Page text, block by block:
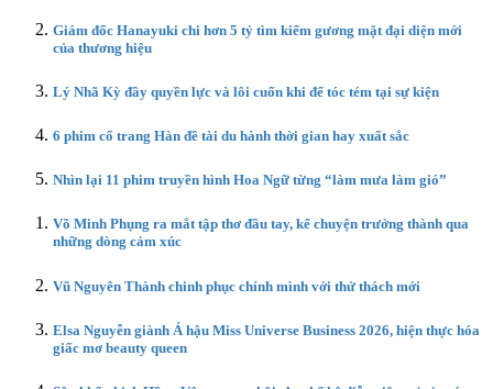
Giám đốc Hanayuki chi hơn 5 tỷ tìm kiếm gương mặt đại diện mới
của thương hiệu
Lý Nhã Kỳ đầy quyền lực và lôi cuốn khi để tóc tém tại sự kiện
6 phim cổ trang Hàn đề tài du hành thời gian hay xuất sắc
Nhìn lại 11 phim truyền hình Hoa Ngữ từng “làm mưa làm gió”
Võ Minh Phụng ra mắt tập thơ đầu tay, kể chuyện trưởng thành qua
những dòng cảm xúc
Vũ Nguyên Thành chinh phục chính mình với thử thách mới
Elsa Nguyễn giành Á hậu Miss Universe Business 2026, hiện thực hóa
giấc mơ beauty queen